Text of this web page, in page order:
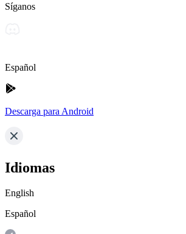
Síganos
Español
Descarga para Android
Idiomas
English
Español